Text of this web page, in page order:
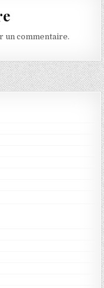
un commentaire.